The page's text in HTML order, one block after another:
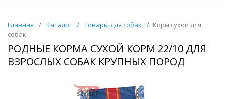
Главная / Каталог / Товары для собак / Корм сухой для
собак
РОДНЫЕ КОРМА СУХОЙ КОРМ 22/10 ДЛЯ
ВЗРОСЛЫХ СОБАК КРУПНЫХ ПОРОД